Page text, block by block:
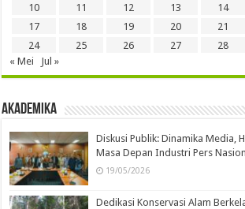
10
11 12 13 14
17
18 19 20 21
24
25 26 27 28
« Mei
Jul »
Akademika
Diskusi Publik: Dinamika Media,
Masa Depan Industri Pers
19/05/2026
Dedikasi Konservasi Alam